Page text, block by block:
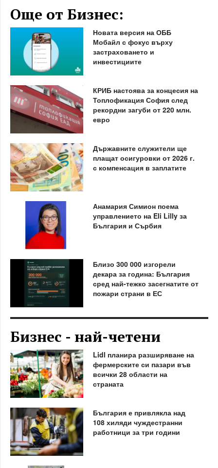
Още от Бизнес:
Новата версия на ОББ
Мобайл с фокус върху
застраховането и
инвестициите
КРИБ настоява за концесия на
Топлофикация София след
рекордни загуби от 220 млн.
евро
Държавните служители ще
плащат осигуровки от 2026 г.
с компенсация в заплатите
Анамария Симион поема
управлението на Eli Lilly за
България и Сърбия
Близо 300 000 изгорели
декара за година: България
сред най-тежко засегнатите от
пожари страни в ЕС
Бизнес - най-четени
Lidl планира разширяване на
фермерските си пазари във
всички 28 области на
страната
България е привлякла над
108 хиляди чуждестранни
работници за три години